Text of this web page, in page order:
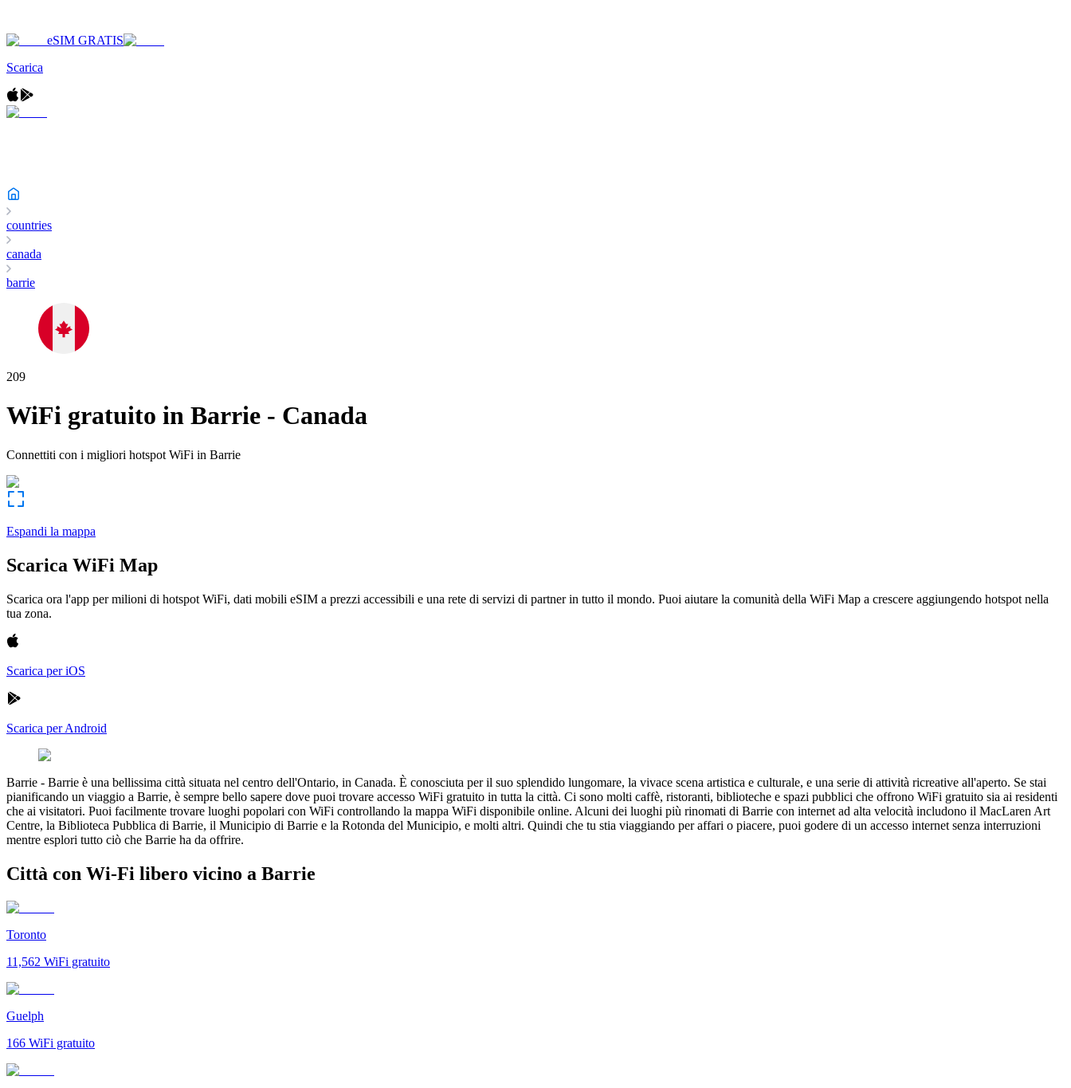
eSIM GRATIS
Scarica
countries
canada
barrie
209
WiFi gratuito in Barrie - Canada
Connettiti con i migliori hotspot WiFi in Barrie
Espandi la mappa
Scarica WiFi Map
Scarica ora l'app per milioni di hotspot WiFi, dati mobili eSIM a prezzi accessibili e una rete di servizi di partner in tutto il mondo. Puoi aiutare la comunità della WiFi Map a crescere aggiungendo hotspot nella
tua zona.
Scarica per iOS
Scarica per Android
Barrie - Barrie è una bellissima città situata nel centro dell'Ontario, in Canada. È conosciuta per il suo splendido lungomare, la vivace scena artistica e culturale, e una serie di attività ricreative all'aperto. Se stai
pianificando un viaggio a Barrie, è sempre bello sapere dove puoi trovare accesso WiFi gratuito in tutta la città. Ci sono molti caffè, ristoranti, biblioteche e spazi pubblici che offrono WiFi gratuito sia ai residenti
che ai visitatori. Puoi facilmente trovare luoghi popolari con WiFi controllando la mappa WiFi disponibile online. Alcuni dei luoghi più rinomati di Barrie con internet ad alta velocità includono il MacLaren Art
Centre, la Biblioteca Pubblica di Barrie, il Municipio di Barrie e la Rotonda del Municipio, e molti altri. Quindi che tu stia viaggiando per affari o piacere, puoi godere di un accesso internet senza interruzioni
mentre esplori tutto ciò che Barrie ha da offrire.
Città con Wi-Fi libero vicino a Barrie
Toronto
11,562 WiFi gratuito
Guelph
166 WiFi gratuito